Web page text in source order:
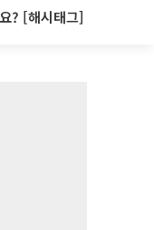
? [해시태그]